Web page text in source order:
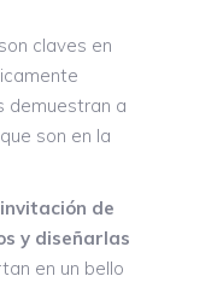
son claves en
demuestran a
son en la
de
y diseñarlas
en un bello